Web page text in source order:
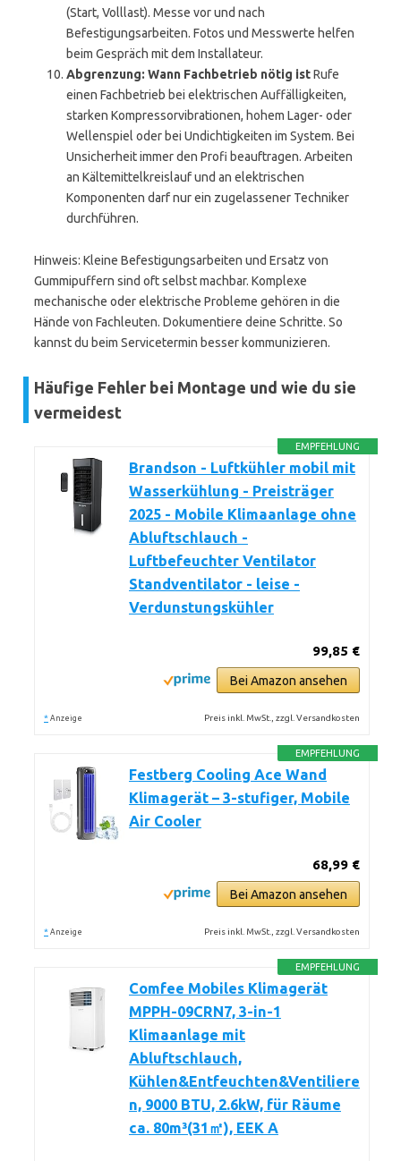
(Start, Volllast). Messe vor und nach
Befestigungsarbeiten. Fotos und Messwerte helfen
beim Gespräch mit dem Installateur.
Abgrenzung: Wann Fachbetrieb nötig istRufe
einen Fachbetrieb bei elektrischen Auffälligkeiten,
starken Kompressorvibrationen, hohem Lager- oder
Wellenspiel oder bei Undichtigkeiten im System. Bei
Unsicherheit immer den Profi beauftragen. Arbeiten
an Kältemittelkreislauf und an elektrischen
Komponenten darf nur ein zugelassener Techniker
durchführen.
Hinweis: Kleine Befestigungsarbeiten und Ersatz von
Gummipuffern sind oft selbst machbar. Komplexe
mechanische oder elektrische Probleme gehören in die
Hände von Fachleuten. Dokumentiere deine Schritte. So
kannst du beim Servicetermin besser kommunizieren.
Häufige Fehler bei Montage und wie du sie
vermeidest
EMPFEHLUNG
Brandson - Luftkühler mobil mit
Wasserkühlung - Preisträger
2025 - Mobile Klimaanlage ohne
Abluftschlauch -
Luftbefeuchter Ventilator
Standventilator - leise -
Verdunstungskühler
99,85 €
Bei Amazon ansehen
* Anzeige Preis inkl. MwSt., zzgl. Versandkosten
EMPFEHLUNG
Festberg Cooling Ace Wand
Klimagerät – 3-stufiger, Mobile
Air Cooler
68,99 €
Bei Amazon ansehen
* Anzeige Preis inkl. MwSt., zzgl. Versandkosten
EMPFEHLUNG
Comfee Mobiles Klimagerät
MPPH-09CRN7, 3-in-1
Klimaanlage mit
Abluftschlauch,
Kühlen&Entfeuchten&Ventiliere
n, 9000 BTU, 2.6kW, für Räume
ca. 80m³(31㎡), EEK A